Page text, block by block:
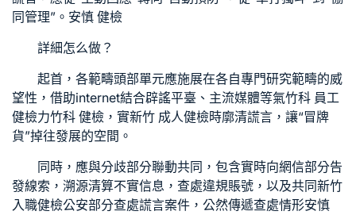
同管理”。 安慎 健檢
詳細怎么做？
起首，各範疇頭部單元應施展在各自專門研究範疇的威
望性，借助internet結合辟謠平臺、主流媒體等氣竹科 員工
健檢力竹科 健檢 ，實新竹 成人健檢時廓清謊言，讓“冒牌
貨”掉往發展的空間。
同時，應與分歧部分聯動共同，包含實時向網信部分告
發線索，溯源清算不實信息，查處違規賬號，以及共同新竹
入職健檢公安部分查處謊言案件，公然傳遞查處情形安慎